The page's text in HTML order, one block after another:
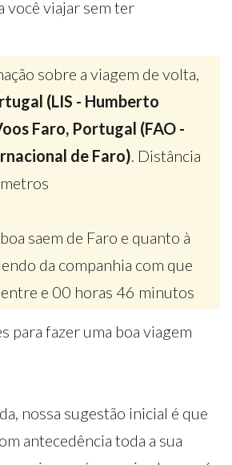
você viajar sem ter
sobre a viagem de volta,
(LIS - Humberto
Faro, Portugal (FAO -
de Faro). Distância
saem de Faro e quanto à
da companhia com que
e 00 horas 46 minutos
para fazer uma boa viagem
nossa sugestão inicial é que
antecedência toda a sua